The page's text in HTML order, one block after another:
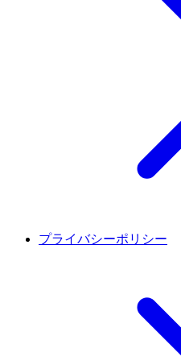
プライバシーポリシー